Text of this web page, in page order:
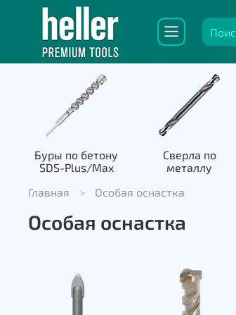
Буры по бетону
SDS-Plus/Max
Сверла по
металлу
Главная Особая оснастка
Особая оснастка